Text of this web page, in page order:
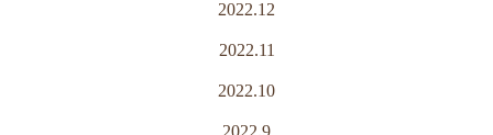
2022.12
2022.11
2022.10
2022.9